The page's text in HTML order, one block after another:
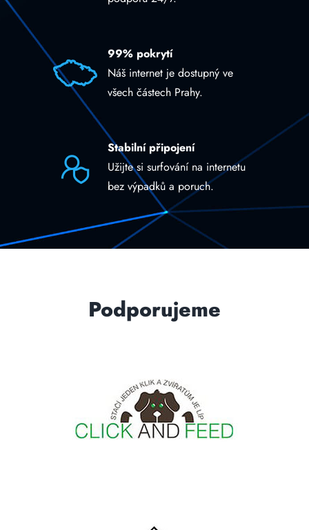
99% pokrytí
Náš internet je dostupný ve
všech částech Prahy.
Stabilní připojení
Užijte si surfování na internetu
bez výpadků a poruch.
Podporujeme